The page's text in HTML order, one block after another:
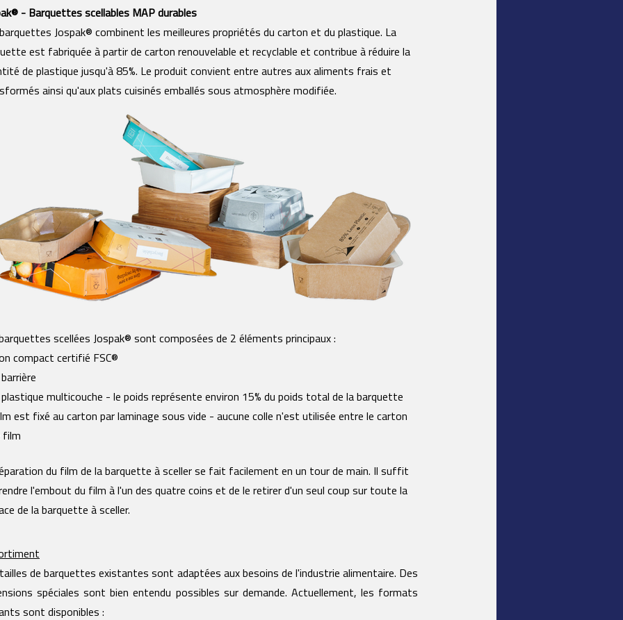
- Barquettes scellables MAP durables
Jospak® combinent les meilleures propriétés du carton et du plastique. La
est fabriquée à partir de carton renouvelable et recyclable et contribue à réduire la
de plastique jusqu'à 85%. Le produit convient entre autres aux aliments frais et
ainsi qu'aux plats cuisinés emballés sous atmosphère modifiée.
scellées Jospak® sont composées de 2 éléments principaux :
compact certifié FSC®
barrière
plastique multicouche - le poids représente environ 15% du poids total de la barquette
est fixé au carton par laminage sous vide - aucune colle n'est utilisée entre le carton
film
du film de la barquette à sceller se fait facilement en un tour de main. Il suffit
l'embout du film à l'un des quatre coins et de le retirer d'un seul coup sur toute la
de la barquette à sceller.
de barquettes existantes sont adaptées aux besoins de l'industrie alimentaire. Des
spéciales sont bien entendu possibles sur demande. Actuellement, les formats
sont disponibles :